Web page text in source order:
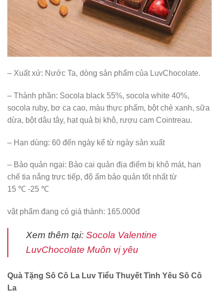
– Xuất xứ: Nước Ta, dòng sản phẩm của LuvChocolate.
– Thành phần: Socola black 55%, socola white 40%,
socola ruby, bơ ca cao, màu thực phẩm, bột chè xanh, sữa
dừa, bột dâu tây, hạt quả bị khô, rượu cam Cointreau.
– Hạn dùng: 60 đến ngày kể từ ngày sản xuất
– Bảo quản ngại: Bảo cai quản địa điểm bị khô mát, hạn
chế tia nắng trực tiếp, độ ẩm bảo quản tốt nhất từ
15 ℃ -25 ℃
vật phẩm đang có giá thành: 165.000đ
Xem thêm tại: Socola Valentine
LuvChocolate Muôn vị yêu
Quà Tặng Sô Cô La Luv Tiểu Thuyết Tình Yêu Sô Cô
La